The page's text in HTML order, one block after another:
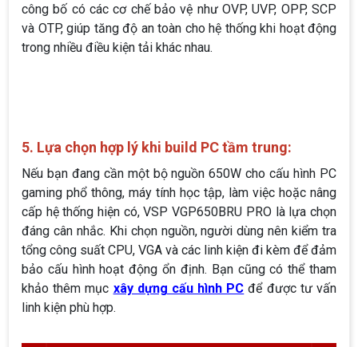
công bố có các cơ chế bảo vệ như OVP, UVP, OPP, SCP
và OTP, giúp tăng độ an toàn cho hệ thống khi hoạt động
trong nhiều điều kiện tải khác nhau.
5. Lựa chọn hợp lý khi build PC tầm trung:
Nếu bạn đang cần một bộ nguồn 650W cho cấu hình PC
gaming phổ thông, máy tính học tập, làm việc hoặc nâng
cấp hệ thống hiện có, VSP VGP650BRU PRO là lựa chọn
đáng cân nhắc. Khi chọn nguồn, người dùng nên kiểm tra
tổng công suất CPU, VGA và các linh kiện đi kèm để đảm
bảo cấu hình hoạt động ổn định. Bạn cũng có thể tham
khảo thêm mục xây dựng cấu hình PC để được tư vấn
linh kiện phù hợp.